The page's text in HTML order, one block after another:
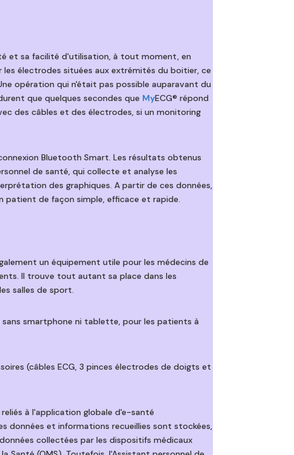
et sa facilité d'utilisation, à tout moment, en
électrodes situées aux extrémités du boitier, ce
opération qui n'était pas possible auparavant du
que quelques secondes que MyECG® répond
des câbles et des électrodes, si un monitoring
Bluetooth Smart. Les résultats obtenus
de santé, qui collecte et analyse les
des graphiques. A partir de ces données,
patient de façon simple, efficace et rapide.
un équipement utile pour les médecins de
Il trouve tout autant sa place dans les
salles de sport.
smartphone ni tablette, pour les patients à
(câbles ECG, 3 pinces électrodes de doigts et
à l'application globale d'e-santé
données et informations recueillies sont stockées,
collectées par les dispositifs médicaux